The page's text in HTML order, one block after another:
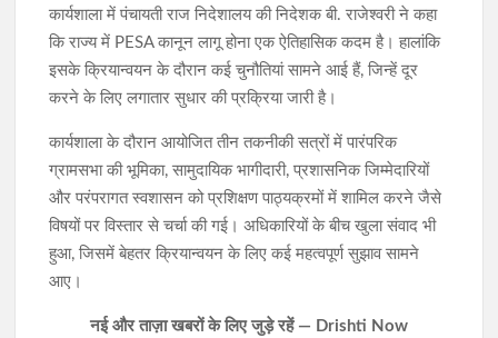
कार्यशाला में पंचायती राज निदेशालय की निदेशक बी. राजेश्वरी ने कहा
कि राज्य में PESA कानून लागू होना एक ऐतिहासिक कदम है। हालांकि
इसके क्रियान्वयन के दौरान कई चुनौतियां सामने आई हैं, जिन्हें दूर
करने के लिए लगातार सुधार की प्रक्रिया जारी है।
कार्यशाला के दौरान आयोजित तीन तकनीकी सत्रों में पारंपरिक
ग्रामसभा की भूमिका, सामुदायिक भागीदारी, प्रशासनिक जिम्मेदारियों
और परंपरागत स्वशासन को प्रशिक्षण पाठ्यक्रमों में शामिल करने जैसे
विषयों पर विस्तार से चर्चा की गई। अधिकारियों के बीच खुला संवाद भी
हुआ, जिसमें बेहतर क्रियान्वयन के लिए कई महत्वपूर्ण सुझाव सामने
आए।
नई और ताज़ा खबरों के लिए जुड़े रहें — Drishti Now